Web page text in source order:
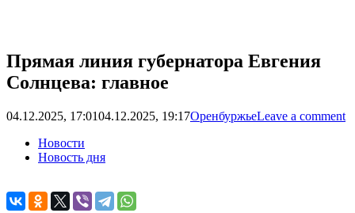
Прямая линия губернатора Евгения
Солнцева: главное
04.12.2025, 17:0104.12.2025, 19:17ОренбуржьеLeave a comment
Новости
Новость дня